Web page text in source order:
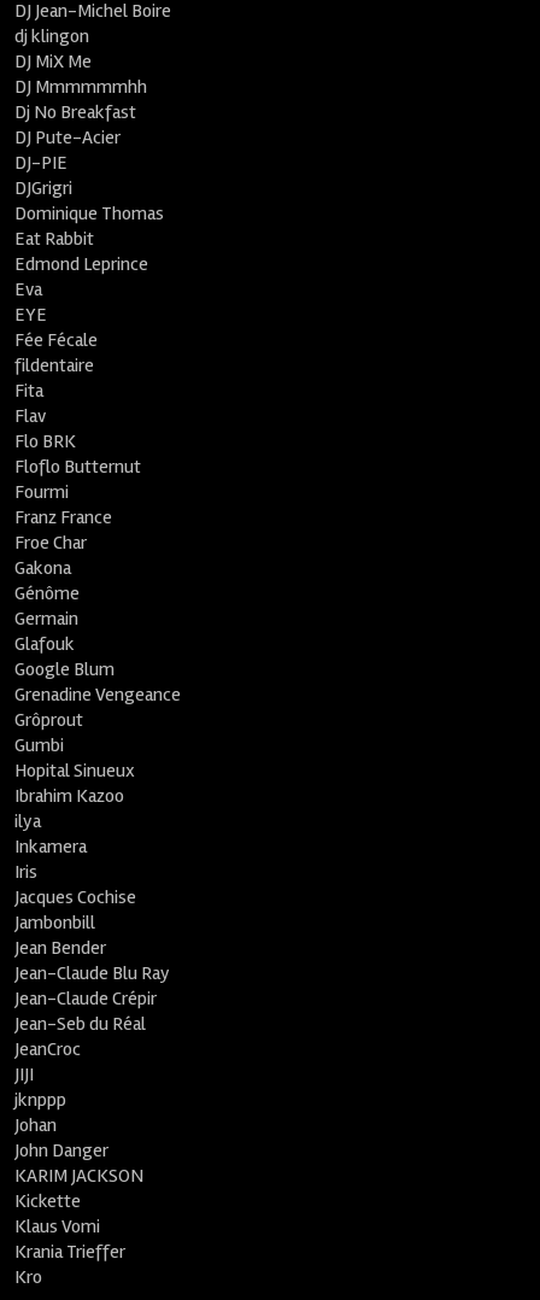
DJ Jean-Michel Boire
dj klingon
DJ MiX Me
DJ Mmmmmmhh
Dj No Breakfast
DJ Pute-Acier
DJ-PIE
DJGrigri
Dominique Thomas
Eat Rabbit
Edmond Leprince
Eva
EYE
Fée Fécale
fildentaire
Fita
Flav
Flo BRK
Floflo Butternut
Fourmi
Franz France
Froe Char
Gakona
Génôme
Germain
Glafouk
Google Blum
Grenadine Vengeance
Grôprout
Gumbi
Hopital Sinueux
Ibrahim Kazoo
ilya
Inkamera
Iris
Jacques Cochise
Jambonbill
Jean Bender
Jean-Claude Blu Ray
Jean-Claude Crépir
Jean-Seb du Réal
JeanCroc
JIJI
jknppp
Johan
John Danger
KARIM JACKSON
Kickette
Klaus Vomi
Krania Trieffer
Kro